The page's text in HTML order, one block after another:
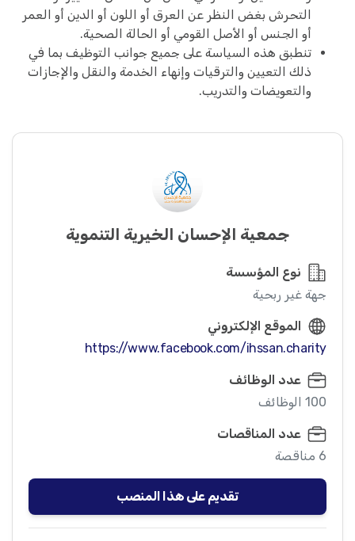
التحرش بغض النظر عن العرق أو اللون أو الدين أو العمر
أو الجنس أو الأصل القومي أو الحالة الصحية.
تنطبق هذه السياسة على جميع جوانب التوظيف بما في
ذلك التعيين والترقيات وإنهاء الخدمة والنقل والإجازات
والتعويضات والتدريب.
جمعية الإحسان الخيرية التنموية
نوع المؤسسة
جهة غير ربحية
الموقع الإلكتروني
https://www.facebook.com/ihssan.charity
عدد الوظائف
100 الوظائف
عدد المناقصات
6 مناقصة
تقديم على هذا المنصب